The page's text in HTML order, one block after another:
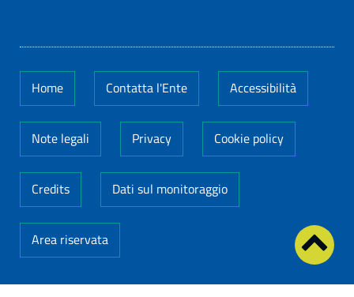
Home Contatta l'Ente Accessibilità
Note legali Privacy Cookie policy
Credits Dati sul monitoraggio
Area riservata
Codice Fiscale: 14649011005-Partita IVA: